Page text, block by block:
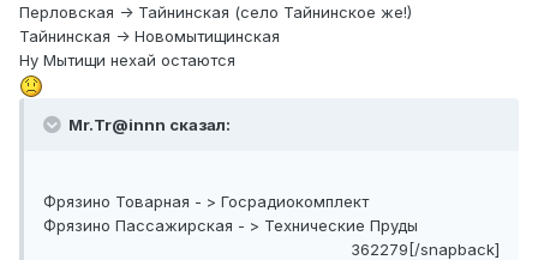
Перловская -> Тайнинская (село Тайнинское же!)
Тайнинская -> Новомытищинская
Ну Мытищи нехай остаются
Mr.Tr@innn сказал:
Фрязино Товарная - > Госрадиокомплект
Фрязино Пассажирская - > Технические Пруды
362279[/snapback]